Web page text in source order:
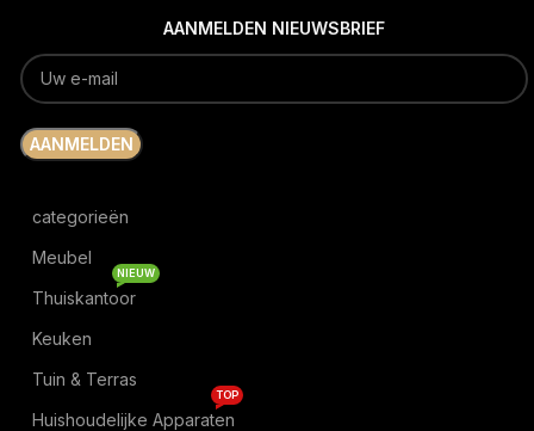
AANMELDEN NIEUWSBRIEF
categorieën
Meubel
Thuiskantoor
NIEUW
Keuken
Tuin & Terras
Huishoudelijke Apparaten
TOP